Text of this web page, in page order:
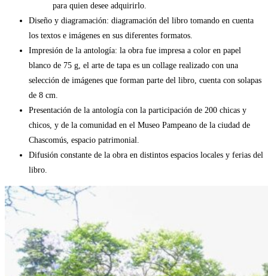
para quien desee adquirirlo.
Diseño y diagramación: diagramación del libro tomando en cuenta
los textos e imágenes en sus diferentes formatos.
Impresión de la antología: la obra fue impresa a color en papel
blanco de 75 g, el arte de tapa es un collage realizado con una
selección de imágenes que forman parte del libro, cuenta con solapas
de 8 cm.
Presentación de la antología con la participación de 200 chicas y
chicos, y de la comunidad en el Museo Pampeano de la ciudad de
Chascomús, espacio patrimonial.
Difusión constante de la obra en distintos espacios locales y ferias del
libro.